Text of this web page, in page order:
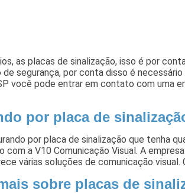
as placas de sinalização, isso é por
segurança, por conta disso é
você pode entrar em contato com uma
por placa de
por placa de sinalização que tenha
com a V10 Comunicação Visual. A
várias soluções de comunicação visual.
sobre placas de